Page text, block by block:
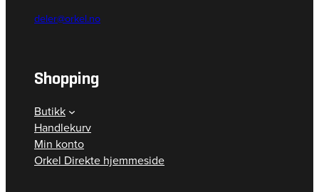
deler@orkel.no
Shopping
Butikk
Handlekurv
Min konto
Orkel Direkte hjemmeside